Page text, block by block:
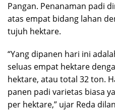
Pangan. Penanaman padi
atas empat bidang lahan
tujuh hektare.
“Yang dipanen hari ini
seluas empat hektare
hektare, atau total 32 ton.
panen padi varietas biasa
per hektare,” ujar Reda